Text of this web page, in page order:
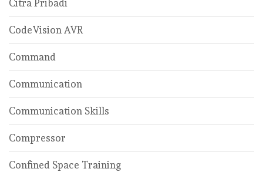
Citra Pribadi
CodeVision AVR
Command
Communication
Communication Skills
Compressor
Confined Space Training